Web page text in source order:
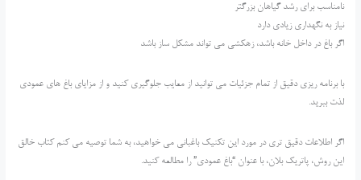
نامناسب برای رشد گیاهان بزرگتر
نیاز به نگهداری زیادی دارد
اگر باغ در داخل خانه باشد، زهکشی می تواند مشکل ساز باشد
با برنامه ریزی دقیق از تمام جزئیات می توانید از معایب جلوگیری کنید و از مزایای باغ های عمودی
لذت ببرید.
اگر اطلاعات دقیق تری در مورد این تکنیک باغبانی می خواهید، به شما توصیه می کنم کتاب خالق
این روش، پاتریک بلان، با عنوان “باغ عمودی” را مطالعه کنید.